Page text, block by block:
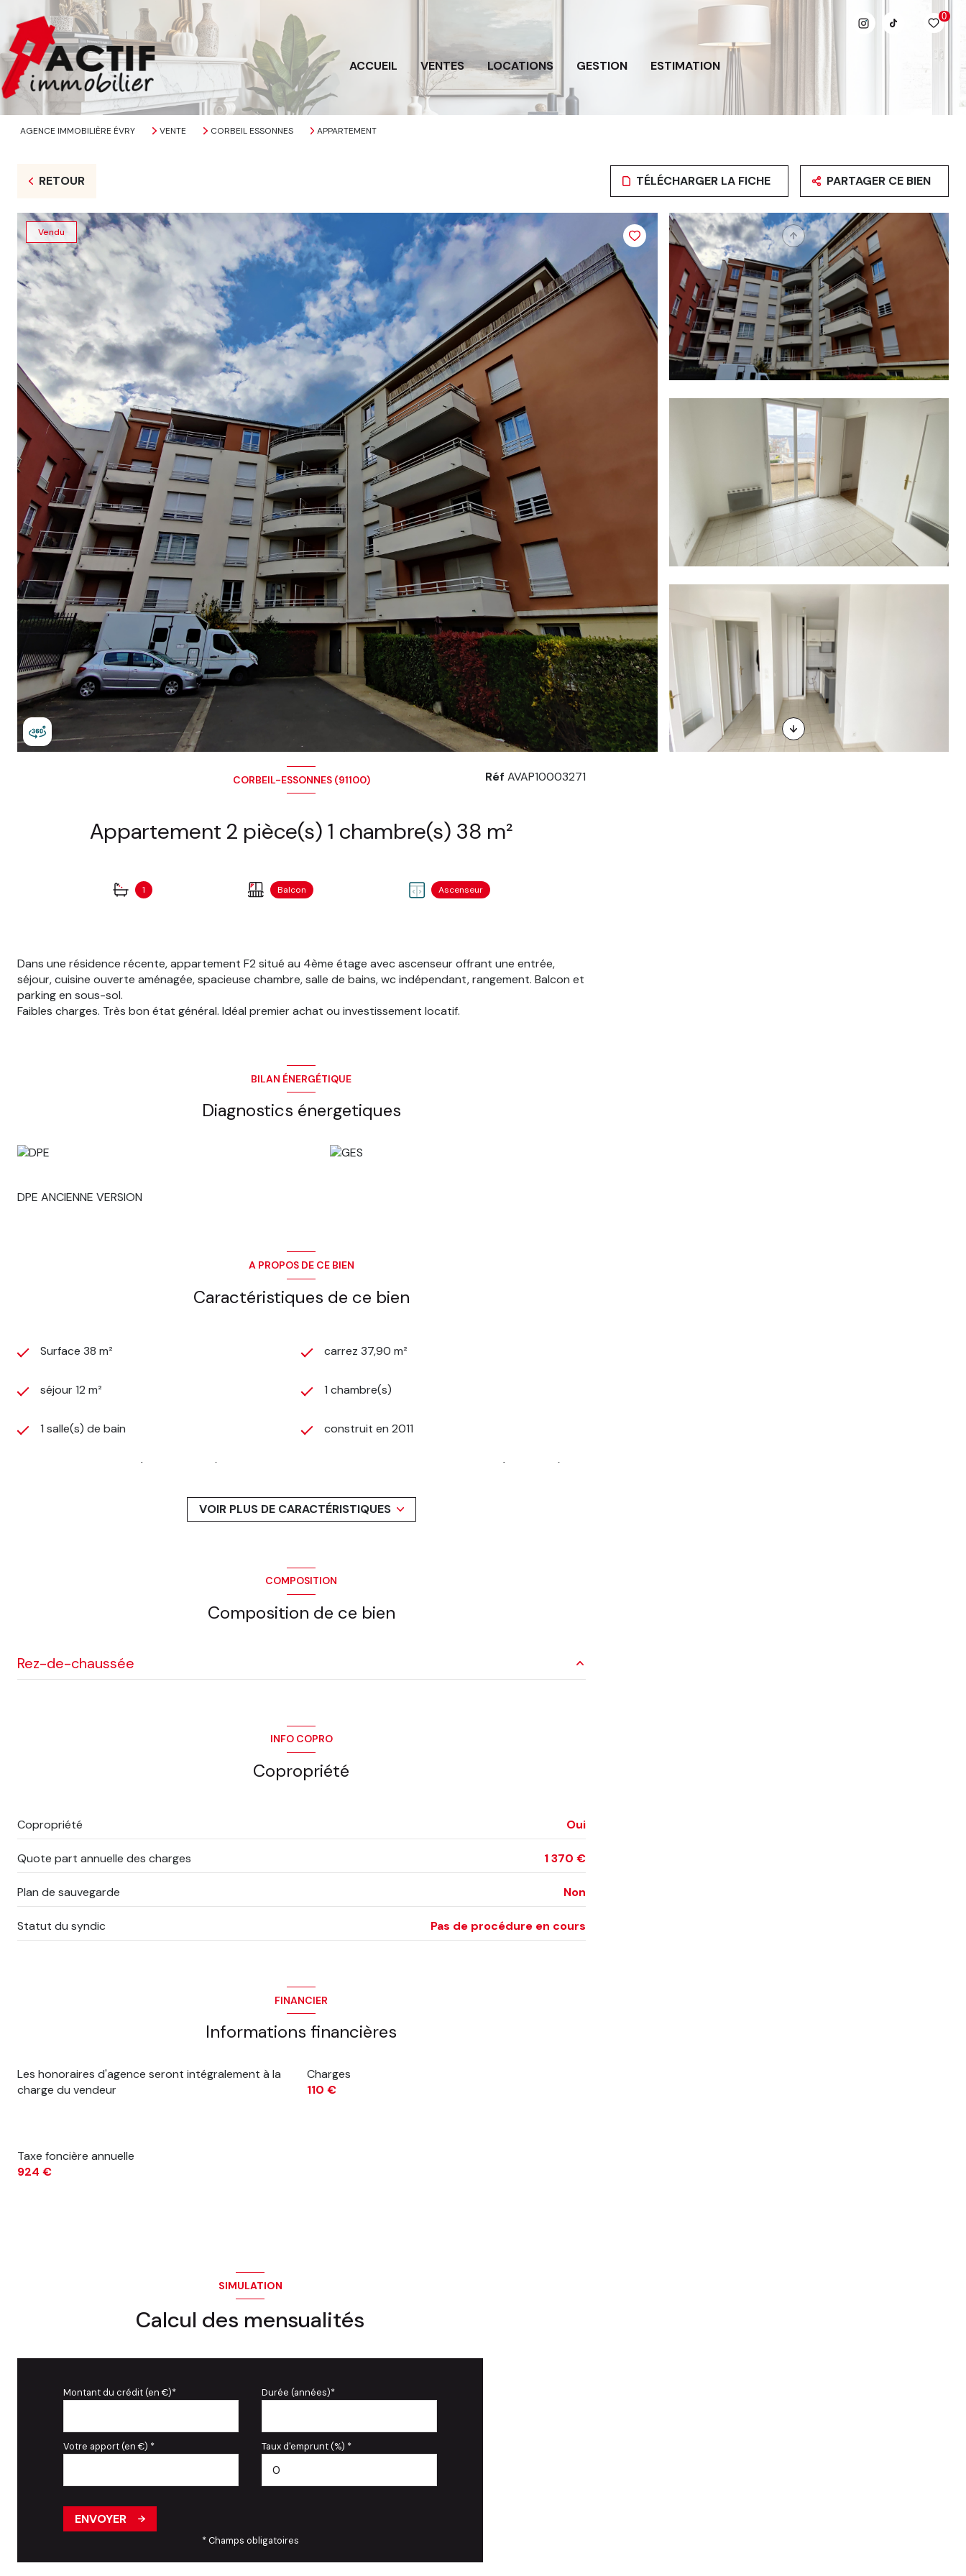
0
ACCUEIL VENTES LOCATIONS GESTION ESTIMATION
AGENCE IMMOBILIÈRE ÉVRY VENTE CORBEIL ESSONNES APPARTEMENT
RETOUR TÉLÉCHARGER LA FICHE PARTAGER CE BIEN
Vendu
CORBEIL-ESSONNES (91100)
Appartement 2 pièce(s) 1 chambre(s) 38 m²
1 Balcon Ascenseur
Réf AVAP10003271
Dans une résidence récente, appartement F2 situé au 4ème étage avec ascenseur offrant une entrée,
séjour, cuisine ouverte aménagée, spacieuse chambre, salle de bains, wc indépendant, rangement. Balcon et
parking en sous-sol.
Faibles charges. Très bon état général. Idéal premier achat ou investissement locatif.
BILAN ÉNERGÉTIQUE
Diagnostics énergetiques
DPE ANCIENNE VERSION
A PROPOS DE CE BIEN
Caractéristiques de ce bien
Surface 38 m² carrez 37,90 m²
séjour 12 m² 1 chambre(s)
1 salle(s) de bain construit en 2011
cuisine américaine (semi-équipée) Chauffage individuel : convecteur (electrique)
1 niveau(x)
vue dégagée
interphone
accès handicapé
VOIR PLUS DE CARACTÉRISTIQUES
COMPOSITION
Composition de ce bien
Rez-de-chaussée
WC
1.90 m²
INFO COPRO
Copropriété
Copropriété Oui
Quote part annuelle des charges 1 370 €
Plan de sauvegarde Non
Statut du syndic Pas de procédure en cours
FINANCIER
Informations financières
Les honoraires d'agence seront intégralement à la
charge du vendeur
Charges
110 €
Taxe foncière annuelle
924 €
SIMULATION
Calcul des mensualités
Montant du crédit (en €)* Durée (années)*
Votre apport (en €) * Taux d'emprunt (%) *
ENVOYER
* Champs obligatoires